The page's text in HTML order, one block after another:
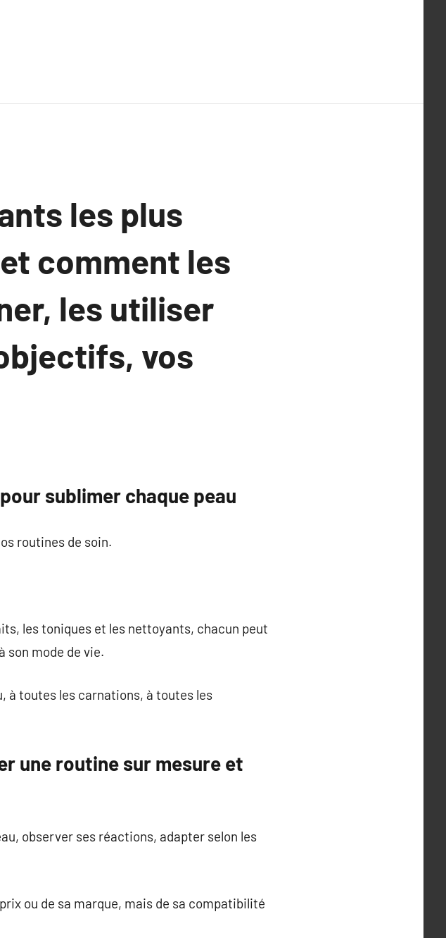
les plus
comment les
les utiliser
vos
sublimer chaque peau
routines de soin.
les toniques et les nettoyants, chacun peut
son mode de vie.
à toutes les carnations, à toutes les
une routine sur mesure et
observer ses réactions, adapter selon les
ou de sa marque, mais de sa compatibilité